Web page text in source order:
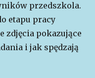
przedszkola.
etapu pracy
zdjęcia pokazujące
i jak spędzają